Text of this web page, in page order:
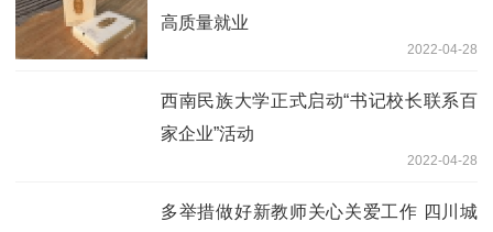
高质量就业
2022-04-28
西南民族大学正式启动“书记校长联系百
家企业”活动
2022-04-28
多举措做好新教师关心关爱工作 四川城